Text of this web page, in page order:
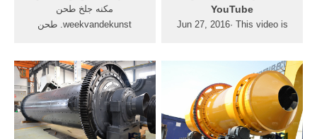
مكنه جلخ طحن
weekvandekunst. طحن
دقيق بلادى
lalocandadelsorrisoorg صور
الة طحن دقيق yangjie
ونطحنهم طحن الرحا بثفالها
وذاك زبدة آلة طحن الحليب
YouTube
Jun 27, 2016· This video is